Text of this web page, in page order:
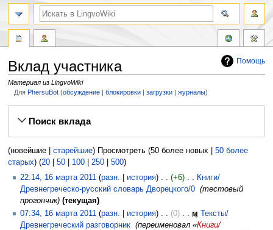
Помощь
Вклад участника
Материал из LingvoWiki
ДляPhersuBot обсуждение блокировки загрузки журналы
Поиск вклада
(новейшие | старейшие) Просмотреть (50 более новых | 50 более
старых) (20| 50| 100| 250| 500)
22:14, 16 марта 2011 разн. история +6
Книги/
Древнегреческо-русский словарь Дворецкого/0
тестовый
прогончик
текущая
07:34, 16 марта 2011
разн. история 0 м Тексты/
Древнегреческий разговорник
переименовал «Книги/